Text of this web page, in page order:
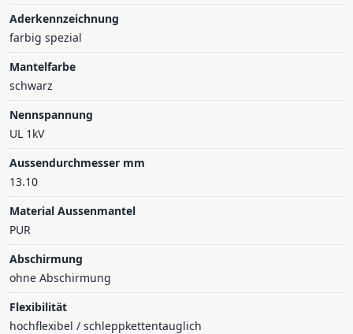
Aderkennzeichnung
farbig spezial
Mantelfarbe
schwarz
Nennspannung
UL 1kV
Aussendurchmesser mm
13.10
Material Aussenmantel
PUR
Abschirmung
ohne Abschirmung
Flexibilität
hochflexibel / schleppkettentauglich